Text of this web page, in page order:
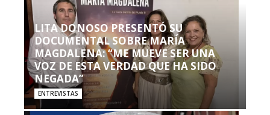
LITA DONOSO PRESENTÓ SU
DOCUMENTAL SOBRE MARÍA
MAGDALENA: “ME MUEVE SER UNA
VOZ DE ESTA VERDAD QUE HA SIDO
NEGADA”
ENTREVISTAS